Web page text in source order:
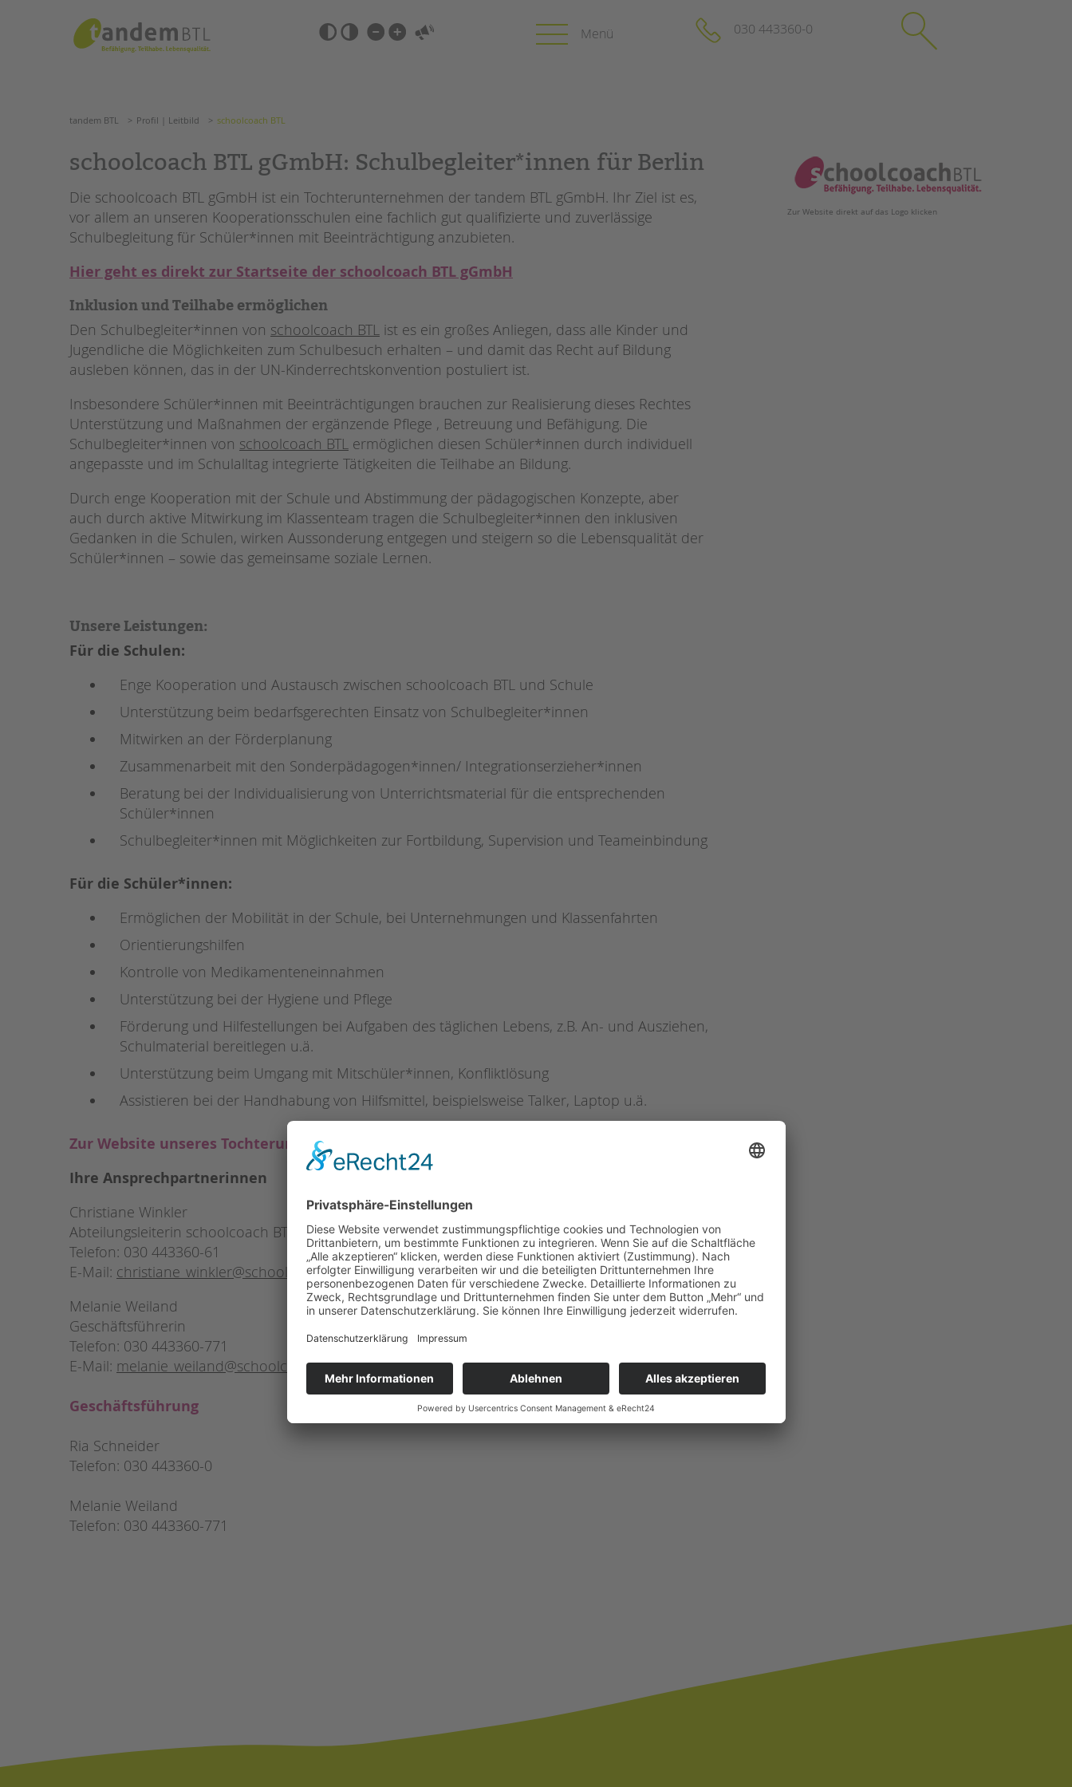
Barrierefrei-
Einstellungen
überspringen
ANGEBOTE
SCHULE & GANZTAG
Grundschulen
Oberschulen
Förderzentren
Kollegs
Schulbezogene Sozialarbeit
Tagesgruppen
EINGLIEDERUNGSHILFE
Zertfikatskurse
Seminarkalender
Seminarräume
Kinder- und Jugendschutz
Unsere Videos
Gesellschafter VdK
tandem international
tandem als Arbeitgeberin
PRESSE
Magazin
Impressum
Hinweisgebersystem
tandem BTL Profil | Leitbild schließen
030 443360-0
Suchen
tandem BTL Profil | Leitbild schoolcoach BTL
schoolcoach BTL gGmbH: Schulbegleiter*innen für Berlin
Die schoolcoach BTL gGmbH ist ein Tochterunternehmen der tandem BTL gGmbH. Ihr Ziel ist es,
vor allem an unseren Kooperationsschulen eine fachlich gut qualifizierte und zuverlässige
Schulbegleitung für Schüler*innen mit Beeinträchtigung anzubieten.
Hier geht es direkt zur Startseite der schoolcoach BTL gGmbH
Zur Website direkt auf das Logo klicken
Inklusion und Teilhabe ermöglichen
Den Schulbegleiter*innen von schoolcoach BTL ist es ein großes Anliegen, dass alle Kinder und
Jugendliche die Möglichkeiten zum Schulbesuch erhalten – und damit das Recht auf Bildung
ausleben können, das in der UN-Kinderrechtskonvention postuliert ist.
Insbesondere Schüler*innen mit Beeinträchtigungen brauchen zur Realisierung dieses Rechtes
Unterstützung und Maßnahmen der ergänzende Pflege , Betreuung und Befähigung. Die
Schulbegleiter*innen von schoolcoach BTL ermöglichen diesen Schüler*innen durch individuell
angepasste und im Schulalltag integrierte Tätigkeiten die Teilhabe an Bildung.
Durch enge Kooperation mit der Schule und Abstimmung der pädagogischen Konzepte, aber
auch durch aktive Mitwirkung im Klassenteam tragen die Schulbegleiter*innen den inklusiven
Gedanken in die Schulen, wirken Aussonderung entgegen und steigern so die Lebensqualität der
Schüler*innen – sowie das gemeinsame soziale Lernen.
Unsere Leistungen:
Für die Schulen:
Enge Kooperation und Austausch zwischen schoolcoach BTL und Schule
Unterstützung beim bedarfsgerechten Einsatz von Schulbegleiter*innen
Mitwirken an der Förderplanung
Zusammenarbeit mit den Sonderpädagogen*innen/ Integrationserzieher*innen
Beratung bei der Individualisierung von Unterrichtsmaterial für die entsprechenden
Schüler*innen
Schulbegleiter*innen mit Möglichkeiten zur Fortbildung, Supervision und Teameinbindung
Für die Schüler*innen:
Ermöglichen der Mobilität in der Schule, bei Unternehmungen und Klassenfahrten
Orientierungshilfen
Kontrolle von Medikamenteneinnahmen
Unterstützung bei der Hygiene und Pflege
Förderung und Hilfestellungen bei Aufgaben des täglichen Lebens, z.B. An- und Ausziehen,
Schulmaterial bereitlegen u.ä.
Unterstützung beim Umgang mit Mitschüler*innen, Konfliktlösung
Assistieren bei der Handhabung von Hilfsmittel, beispielsweise Talker, Laptop u.ä.
Zur Website unseres Tochterunternehmens
Ihre Ansprechpartnerinnen
Christiane Winkler
Abteilungsleiterin schoolcoach BTL gGmbH
Telefon: 030 443360-61
E-Mail: christiane_winkler@schoolcoachbtl.de
Melanie Weiland
Geschäftsführerin
Telefon: 030 443360-771
E-Mail: melanie_weiland@schoolcoachbtl.de
Geschäftsführung
Ria Schneider
Telefon: 030 443360-0
Melanie Weiland
Telefon: 030 443360-771